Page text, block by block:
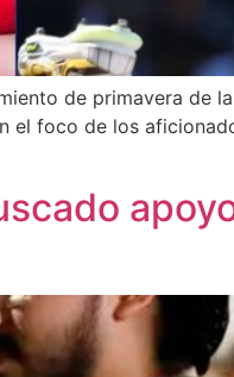
de primavera de
foco de los